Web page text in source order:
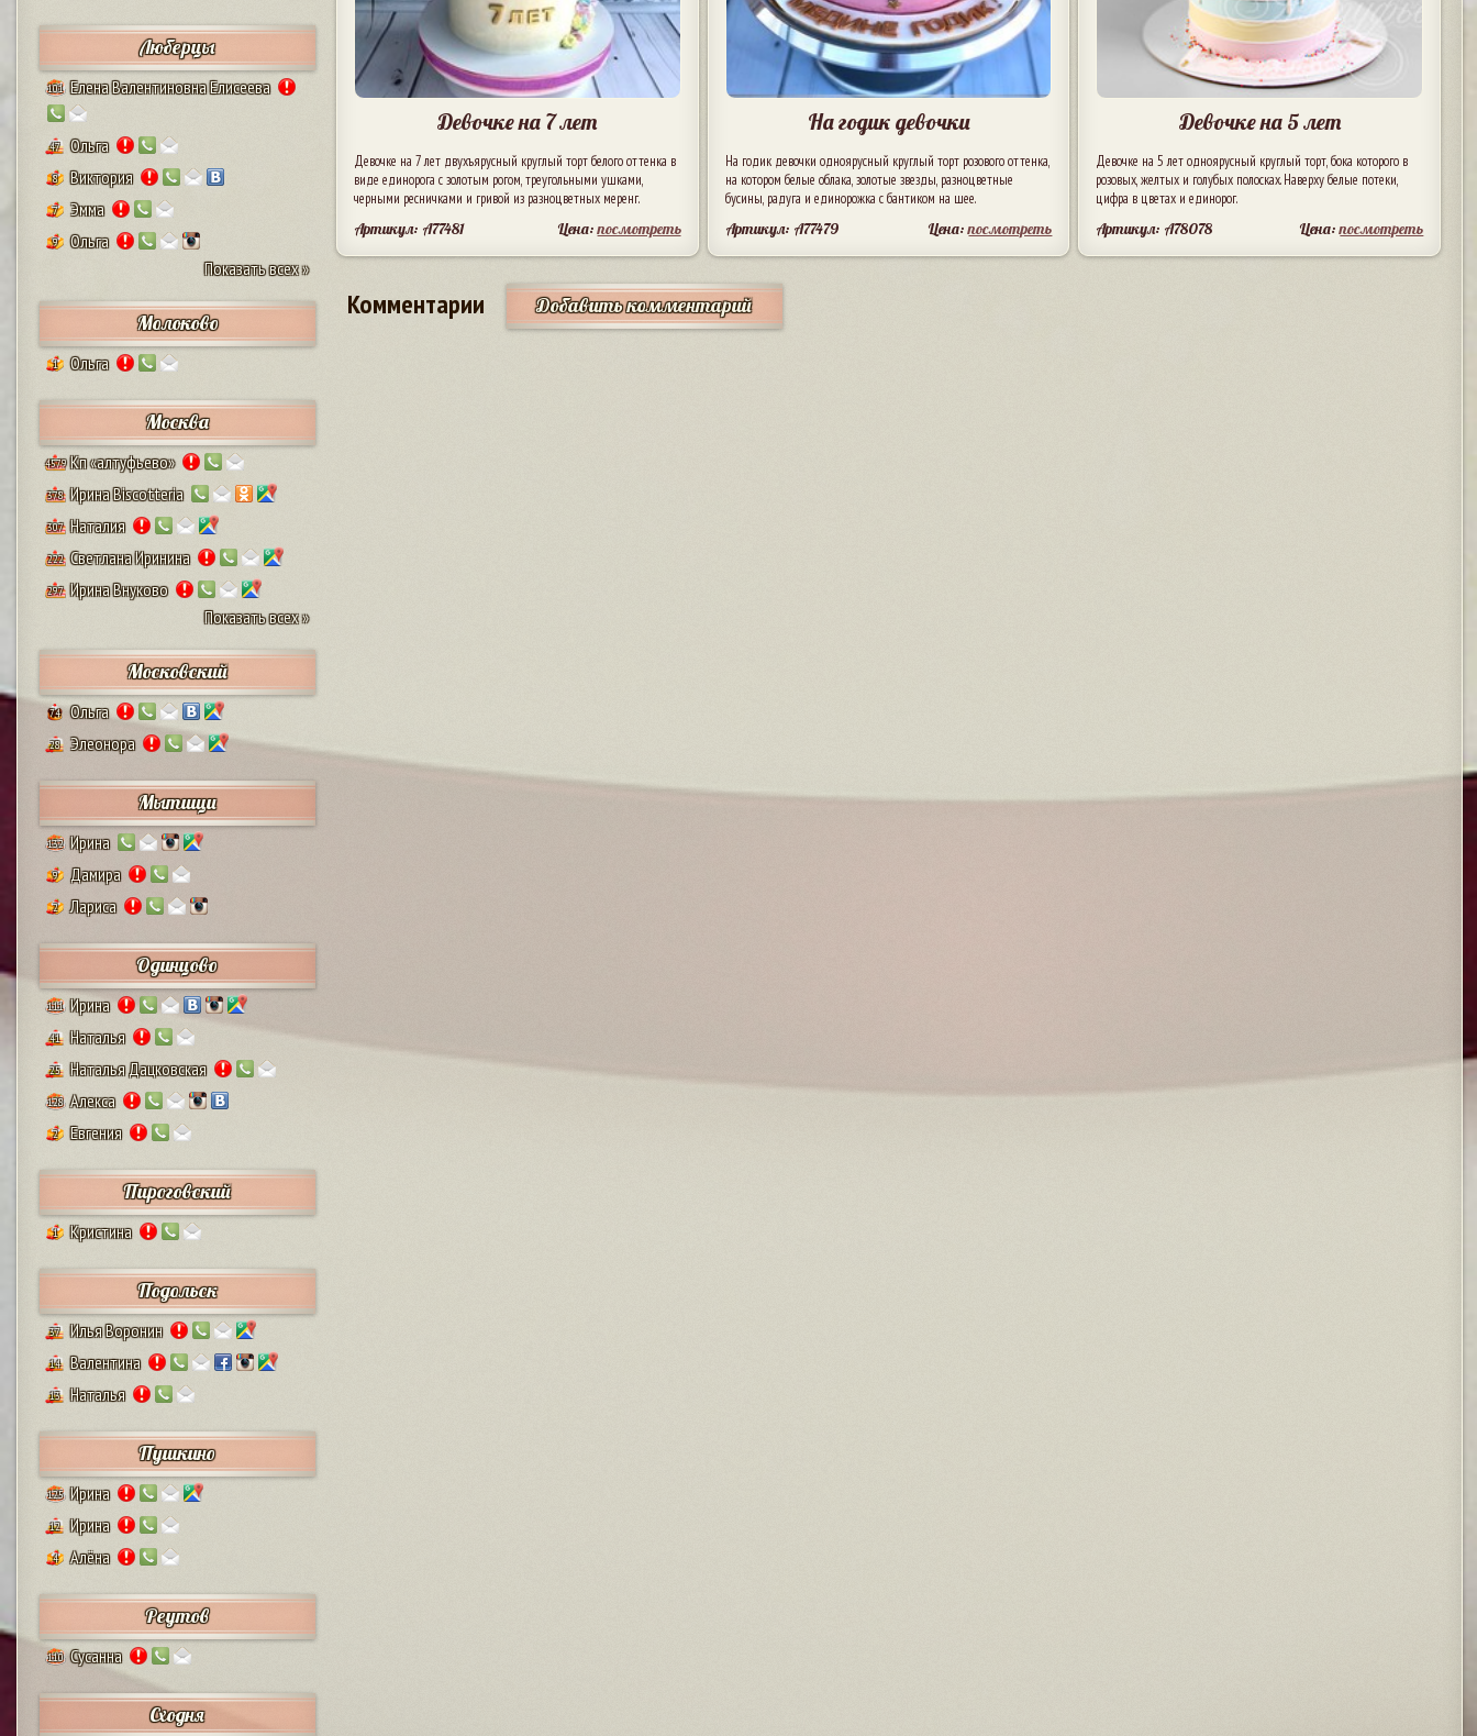
Люберцы
101 Елена Валентиновна Елисеева
47 Ольга
8 Виктория
7 Эмма
9
Ольга
Показать всех »
Молоково
1 Ольга
Москва
4579 Кп «алтуфьево»
378 Ирина Biscotteria
307 Наталия
222 Светлана Иринина
297 Ирина Внуково
Показать всех »
Московский
74 Ольга
28 Элеонора
Мытищи
132 Ирина
9 Дамира
2 Лариса
Одинцово
111 Ирина
41 Наталья
25 Наталья Дацковская
128 Алекса
2 Евгения
Пироговский
1 Кристина
Подольск
37 Илья Воронин
14 Валентина
13 Наталья
Пушкино
125 Ирина
12 Ирина
4 Алёна
Реутов
110 Сусанна
Сходня
Девочке на 7 лет
Девочке на 7 лет двухъярусный круглый торт белого оттенка в
виде единорога с золотым рогом, треугольными ушками,
черными ресничками и гривой из разноцветных меренг.
Артикул: A77481 Цена:посмотреть
На годик девочки
На годик девочки одноярусный круглый торт розового оттенка,
на котором белые облака, золотые звезды, разноцветные
бусины, радуга и единорожка с бантиком на шее.
Артикул: A77479 Цена:посмотреть
Девочке на 5 лет
Девочке на 5 лет одноярусный круглый торт, бока которого в
розовых, желтых и голубых полосках. Наверху белые потеки,
цифра в цветах и единорог.
Артикул: A78078 Цена:посмотреть
Комментарии Добавить комментарий